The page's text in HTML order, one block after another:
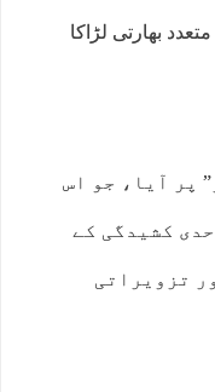
بھارتی لڑاکا
پر آیا، جو اس
کشیدگی کے
تزویراتی